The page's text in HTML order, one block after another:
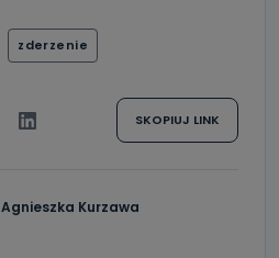
zderzenie
SKOPIUJ LINK
Agnieszka Kurzawa